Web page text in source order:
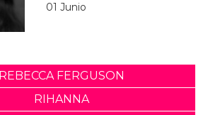
01 Junio
REBECCA FERGUSON
RIHANNA